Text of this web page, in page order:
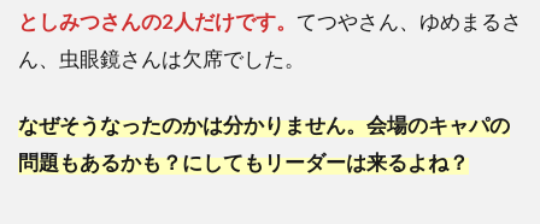
としみつさんの2人だけです。 てつやさん、ゆめまるさ
ん、虫眼鏡さんは欠席でした。
なぜそうなったのかは分かりません。会場のキャパの
問題もあるかも？にしてもリーダーは来るよね？